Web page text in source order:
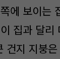
에 보이는
집과 달
건지 지붕